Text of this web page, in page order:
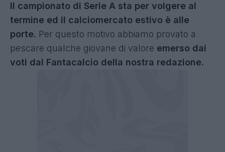
Il campionato di Serie A sta per volgere al
termine ed il calciomercato estivo è alle
porte. Per questo motivo abbiamo provato a
pescare qualche giovane di valore emerso dai
voti dal Fantacalcio della nostra redazione.